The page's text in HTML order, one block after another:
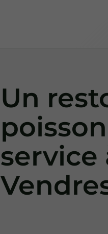
Un
service